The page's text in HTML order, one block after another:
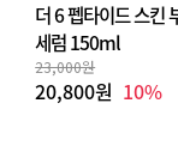
더 6 펩타이드 스킨
세럼 150ml
23,000원
20,800원 10%